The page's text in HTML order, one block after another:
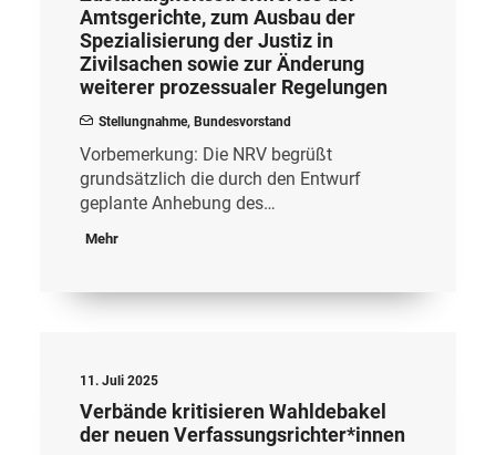
Amtsgerichte, zum Ausbau der
Spezialisierung der Justiz in
Zivilsachen sowie zur Änderung
weiterer prozessualer Regelungen
Stellungnahme, Bundesvorstand
Vorbemerkung: Die NRV begrüßt
grundsätzlich die durch den Entwurf
geplante Anhebung des…
Mehr
11. Juli 2025
Verbände kritisieren Wahldebakel
der neuen Verfassungsrichter*innen